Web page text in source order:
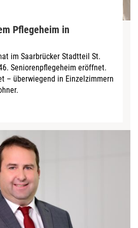
Pflegeheim in
im Saarbrücker Stadtteil St.
Seniorenpflegeheim eröffnet.
– überwiegend in Einzelzimmern